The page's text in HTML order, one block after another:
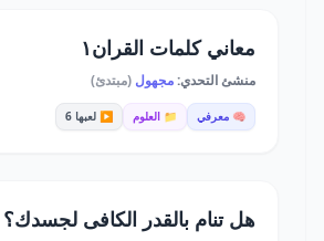
معاني كلمات القران١
منشئ التحدي:مجهول (مبتدئ)
🧠 معرفي 📁 العلوم ▶️ لعبها 6
هل تنام بالقدر الكافى لجسدك؟